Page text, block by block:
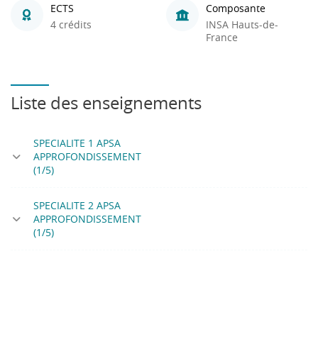
ECTS
4 crédits
Composante
INSA Hauts-de-
France
Liste des enseignements
SPECIALITE 1 APSA
APPROFONDISSEMENT
(1/5)
SPECIALITE 2 APSA
APPROFONDISSEMENT
(1/5)